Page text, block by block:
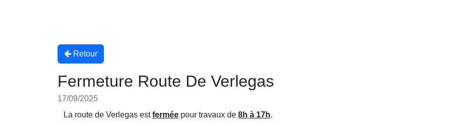
Retour
Fermeture Route De Verlegas
17/09/2025
La route de Verlegas estfermée pour travaux de 8h à 17h.